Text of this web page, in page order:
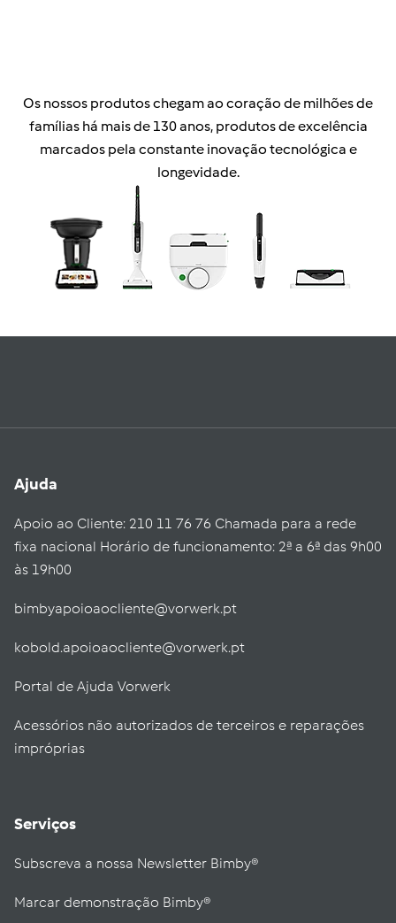
Os nossos produtos chegam ao coração de milhões de
famílias há mais de 130 anos, produtos de excelência
marcados pela constante inovação tecnológica e
longevidade.
Ajuda
Apoio ao Cliente: 210 11 76 76 Chamada para a rede
fixa nacional Horário de funcionamento: 2ª a 6ª das 9h00
às 19h00
bimbyapoioaocliente@vorwerk.pt
kobold.apoioaocliente@vorwerk.pt
Portal de Ajuda Vorwerk
Acessórios não autorizados de terceiros e reparações
impróprias
Serviços
Subscreva a nossa Newsletter Bimby®
Marcar demonstração Bimby®